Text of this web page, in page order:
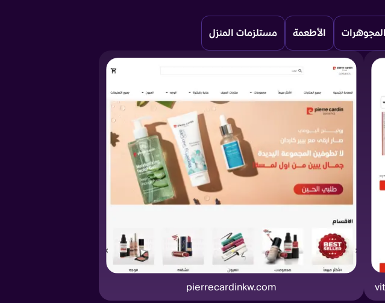
الأطعمة مستلزمات المنزل
pierrecardinkw.com